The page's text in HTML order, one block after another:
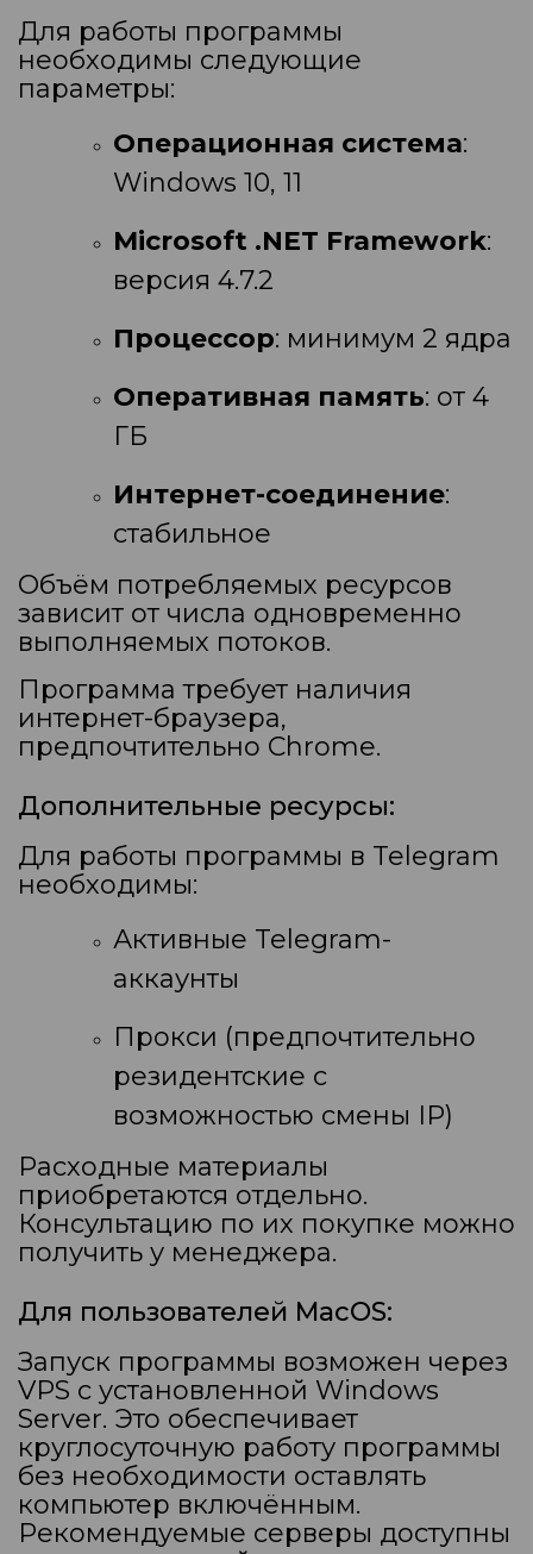
Для работы программы
необходимы следующие
параметры:
Операционная система:
Windows 10, 11
Microsoft .NET Framework:
версия 4.7.2
Процессор: минимум 2 ядра
Оперативная память: от 4
ГБ
Интернет-соединение:
стабильное
Объём потребляемых ресурсов
зависит от числа одновременно
выполняемых потоков.
Программа требует наличия
интернет-браузера,
предпочтительно Chrome.
Дополнительные ресурсы:
Для работы программы в Telegram
необходимы:
Активные Telegram-
аккаунты
Прокси (предпочтительно
резидентские с
возможностью смены IP)
Расходные материалы
приобретаются отдельно.
Консультацию по их покупке можно
получить у менеджера.
Для пользователей MacOS:
Запуск программы возможен через
VPS с установленной Windows
Server. Это обеспечивает
круглосуточную работу программы
без необходимости оставлять
компьютер включённым.
Рекомендуемые серверы доступны